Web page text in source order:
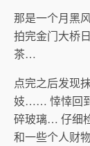
那是一个月黑
拍完金门大桥日
茶…
点完之后发现
妓…… 悻悻回
碎玻璃… 仔细
和一些个人财